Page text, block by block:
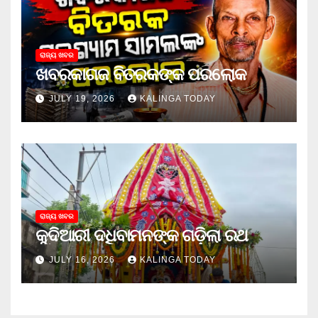
ରାଜ୍ୟ ଖବର
ଖବରକାଗଜ ବିତରକଙ୍କ ପରଲୋକ
JULY 19, 2026 KALINGA TODAY
ରାଜ୍ୟ ଖବର
କୁଦିଆରୀ ଦଧିବାମନଙ୍କ ଗଡ଼ିଲା ରଥ
JULY 16, 2026 KALINGA TODAY